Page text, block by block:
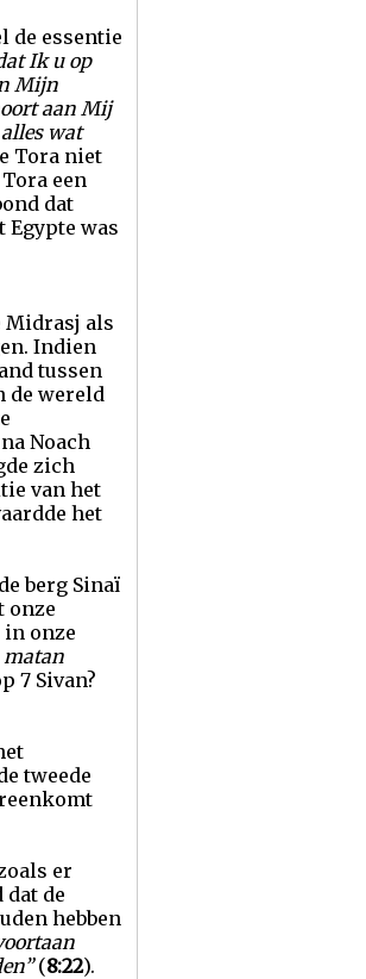
de essentie
Ik u op
Mijn
aan Mij
wat
Tora niet
een
dat
Egypte was
Midrasj als
Indien
tussen
de wereld
Noach
zich
van het
het
berg Sinaï
onze
onze
matan
7 Sivan?
tweede
er
dat de
hebben
(8:22).